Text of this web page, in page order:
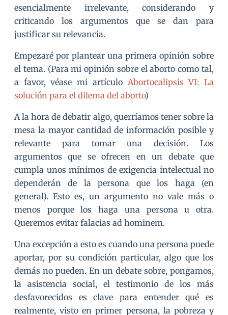
esencialmente irrelevante, considerando y
criticando los argumentos que se dan para
justificar su relevancia.
Empezaré por plantear una primera opinión sobre
el tema. (Para mi opinión sobre el aborto como tal,
a favor, véase mi artículo Abortocalipsis VI: La
solución para el dilema del aborto)
A la hora de debatir algo, querríamos tener sobre la
mesa la mayor cantidad de información posible y
relevante para tomar una decisión. Los
argumentos que se ofrecen en un debate que
cumpla unos mínimos de exigencia intelectual no
dependerán de la persona que los haga (en
general). Esto es, un argumento no vale más o
menos porque los haga una persona u otra.
Queremos evitar falacias ad hominem.
Una excepción a esto es cuando una persona puede
aportar, por su condición particular, algo que los
demás no pueden. En un debate sobre, pongamos,
la asistencia social, el testimonio de los más
desfavorecidos es clave para entender qué es
realmente, visto en primer persona, la pobreza y